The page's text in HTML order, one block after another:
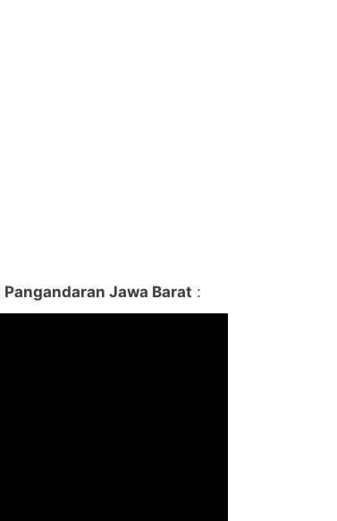
Pangandaran Jawa Barat :